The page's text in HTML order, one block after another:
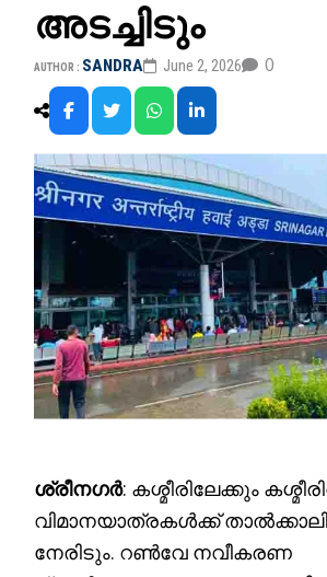
അടച്ചിടും
AUTHOR : SANDRA June 2, 2026 0
ശ്രീനഗർ: കശ്മീരിലേക്കും
വിമാനയാത്രകൾക്ക്
നേരിടും. റൺവേ നവീകരണ